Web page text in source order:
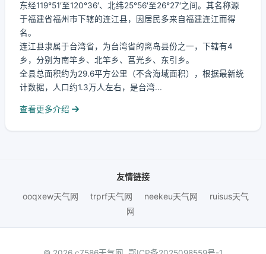
东经119°51′至120°36′、北纬25°56′至26°27′之间。其名称源
于福建省福州市下辖的连江县，因居民多来自福建连江而得
名。
连江县隶属于台湾省，为台湾省的离岛县份之一，下辖有4
乡，分别为南竿乡、北竿乡、莒光乡、东引乡。
全县总面积约为29.6平方公里（不含海域面积），根据最新统
计数据，人口约1.3万人左右，是台湾...
查看更多介绍
友情链接
ooqxew天气网
trprf天气网 neekeu天气网
ruisus天气
网